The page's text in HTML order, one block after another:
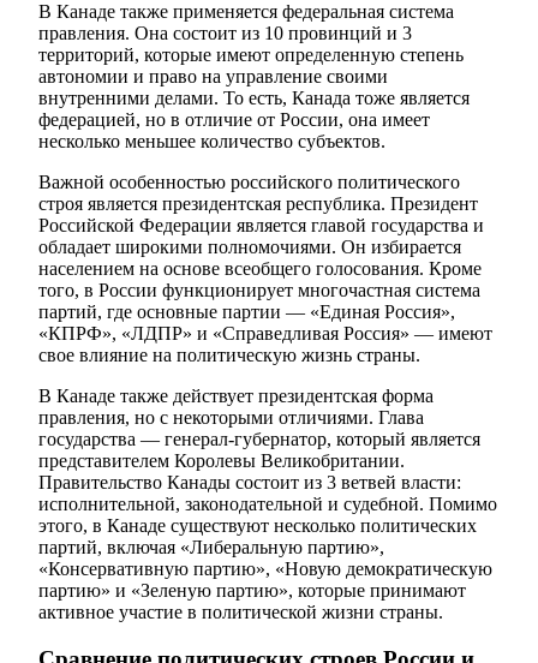
В Канаде также применяется федеральная система
правления. Она состоит из 10 провинций и 3
территорий, которые имеют определенную степень
автономии и право на управление своими
внутренними делами. То есть, Канада тоже является
федерацией, но в отличие от России, она имеет
несколько меньшее количество субъектов.
Важной особенностью российского политического
строя является президентская республика. Президент
Российской Федерации является главой государства и
обладает широкими полномочиями. Он избирается
населением на основе всеобщего голосования. Кроме
того, в России функционирует многочастная система
партий, где основные партии — «Единая Россия»,
«КПРФ», «ЛДПР» и «Справедливая Россия» — имеют
свое влияние на политическую жизнь страны.
В Канаде также действует президентская форма
правления, но с некоторыми отличиями. Глава
государства — генерал-губернатор, который является
представителем Королевы Великобритании.
Правительство Канады состоит из 3 ветвей власти:
исполнительной, законодательной и судебной. Помимо
этого, в Канаде существуют несколько политических
партий, включая «Либеральную партию»,
«Консервативную партию», «Новую демократическую
партию» и «Зеленую партию», которые принимают
активное участие в политической жизни страны.